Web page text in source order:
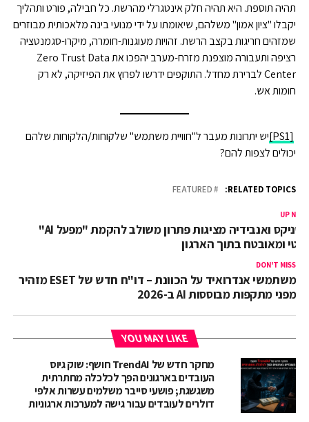
תהיה תוספת. היא תהיה חלק אינטגרלי מהרשת. כל חבילה, פורט ותהליך
יקבלו "ציון אמון" משלהם, שיאומתו על ידי מנועי בינה מלאכותית מבוזרים
שמזהים חריגות בקצב הרשת. זהויות מעוגנות-חומרה, מיקרו-סגמנטציה
רציפה ותעבורה מוצפנת מזרח-מערב יהפכו את Zero Trust Data
Center לברירת מחדל. התוקפים ידרשו לפרוץ את הפיזיקה, לא רק
חומות אש.
[PS1]
יש יתרונות מעבר ל"חוויית משתמש" שלקוחות/הלקוחות שלהם
יכולים לצפות להם?
RELATED TOPICS:
FEATURED
UP
נוטניקס ואנבידיה מציגות פתרון משולב להקמת "מפעל AI"
ומאובטח בתוך הארגון
DON'T MISS
משתמשי אנדרואיד על הכוונת – דו"ח חדש של ESET מזהיר
מפני מתקפות מבוססות AI ב-2026
YOU MAY LIKE
מחקר חדש של TrendAI חושף: שוק גיוס
העובדים בארגונים הפך לכלכלה מחתרתית
משגשגת; פושעי סייבר משלמים עשרות אלפי
דולרים לעובדים עבור גישה למערכות ארגוניות